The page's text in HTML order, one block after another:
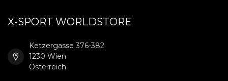
X-SPORT WORLDSTORE
Ketzergasse 376-382
1230 Wien
Österreich